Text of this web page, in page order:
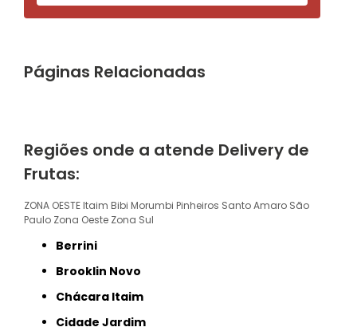
Páginas Relacionadas
Regiões onde a atende Delivery de
Frutas:
ZONA OESTE Itaim Bibi Morumbi Pinheiros Santo Amaro São
Paulo Zona Oeste Zona Sul
Berrini
Brooklin Novo
Chácara Itaim
Cidade Jardim